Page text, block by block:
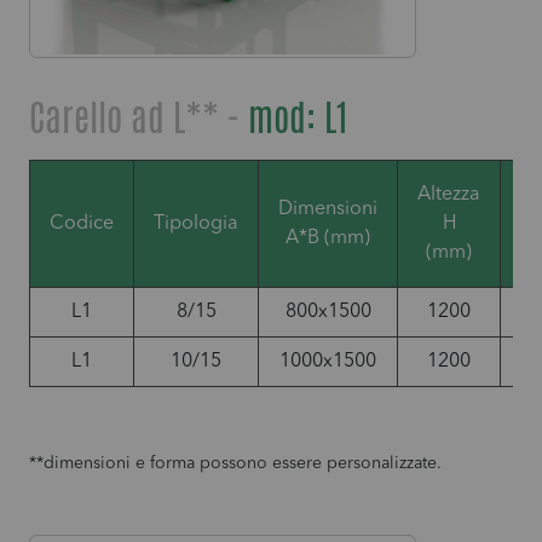
Carello ad L** - mod: L1
Codice Tipologia
Dimensioni
A*B (mm)
Altezza
H
(mm)
L1 8/15 800x1500 1200
L1 10/15 1000x1500 1200
**dimensioni e forma possono essere personalizzate.